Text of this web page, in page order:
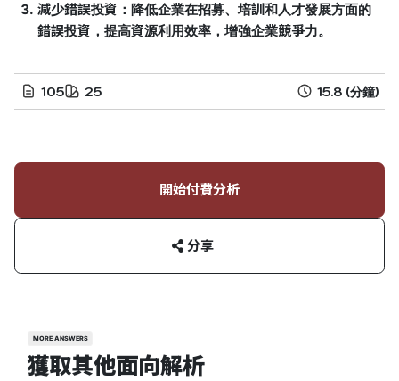
減少錯誤投資：降低企業在招募、培訓和人才發展方面的
錯誤投資，提高資源利用效率，增強企業競爭力。
105 25 15.8 (分鐘)
開始付費分析
分享
MORE ANSWERS
獲取其他面向解析